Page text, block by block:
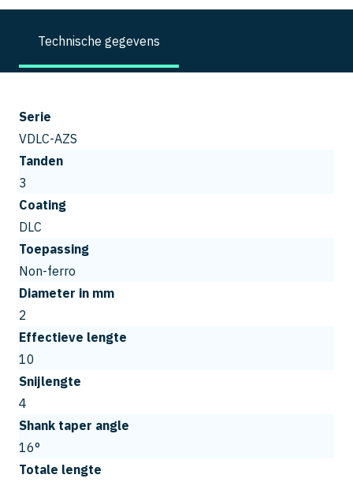
Technische gegevens
Serie
VDLC-AZS
Tanden
3
Coating
DLC
Toepassing
Non-ferro
Diameter in mm
2
Effectieve lengte
10
Snijlengte
4
Shank taper angle
16°
Totale lengte